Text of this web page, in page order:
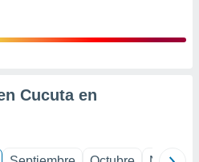
Cucuta en